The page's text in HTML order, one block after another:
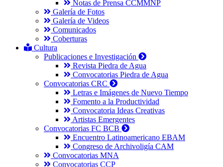
Notas de Prensa CCMMNP
Galería de Fotos
Galería de Videos
Comunicados
Coberturas
Cultura
Publicaciones e Investigación
Revista Piedra de Agua
Convocatorias Piedra de Agua
Convocatorias CRC
Letras e Imágenes de Nuevo Tiempo
Fomento a la Productividad
Convocatoria Ideas Creativas
Artistas Emergentes
Convocatorias FC BCB
Encuentro Latinoamericano EBAM
Congreso de Archivoligía CAM
Convocatorias MNA
Convocatorias CCP